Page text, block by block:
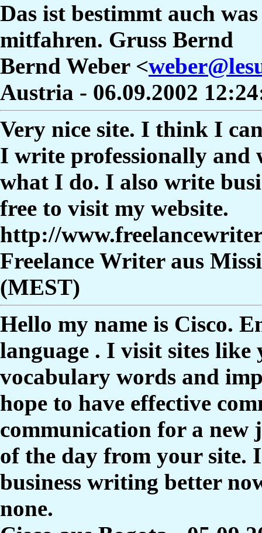
Das ist bestimmt auch
mitfahren. Gruss Bernd
Bernd Weber <
Austria - 06.09.2002
Very nice site. I think I
I write professionally and
what I do. I also write
free to visit my website.
http://
Freelance Writer aus
(MEST)
Hello my name is Cisco.
language . I visit sites like
vocabulary words and
hope to have effective
communication for a new
of the day from your site.
business writing better
none.